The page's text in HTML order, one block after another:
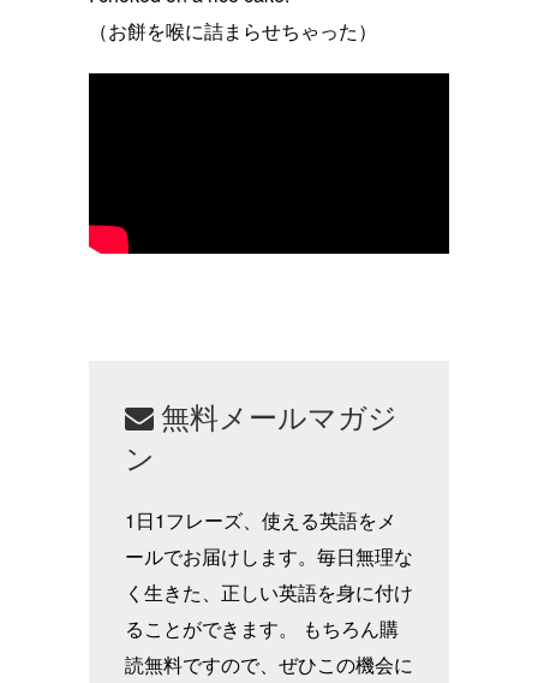
（お餅を喉に詰まらせちゃった）
無料メールマガジ
ン
1日1フレーズ、使える英語をメ
ールでお届けします。毎日無理な
く生きた、正しい英語を身に付け
ることができます。 もちろん購
読無料ですので、ぜひこの機会に